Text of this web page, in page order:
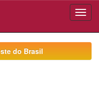
do Brasil